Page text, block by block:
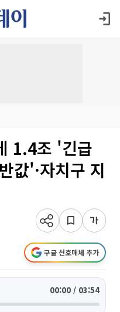
1.4조 '긴급
값'·자치구 지
구글 선호매체 추가
00:00 / 03:54